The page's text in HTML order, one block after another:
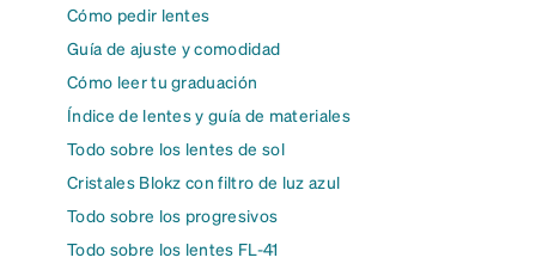
Cómo pedir lentes
Guía de ajuste y comodidad
Cómo leer tu graduación
Índice de lentes y guía de materiales
Todo sobre los lentes de sol
Cristales Blokz con filtro de luz azul
Todo sobre los progresivos
Todo sobre los lentes FL-41